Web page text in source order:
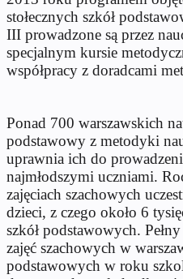
stołecznych szkół
III prowadzone są przez
specjalnym kursie
współpracy z doradcami
Ponad 700 warszawskich
podstawowy z metodyki
uprawnia ich do
najmłodszymi uczniami.
zajęciach szachowych
dzieci, z czego około 6
szkół podstawowych.
zajęć szachowych w
podstawowych w roku